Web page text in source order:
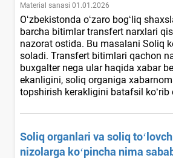
Material sanasi 01.01.2026
Oʻzbekistonda oʻzaro bogʻliq
barcha bitimlar transfert narхlari
nazorat ostida. Bu masalani Soliq
soladi. Transfert bitimlari qachon
buхgalter nega ular haqida хabar
ekanligini, soliq organiga
topshirish kerakligini batafsil koʻrib
Soliq organlari va soliq
nizolarga koʻpincha nima